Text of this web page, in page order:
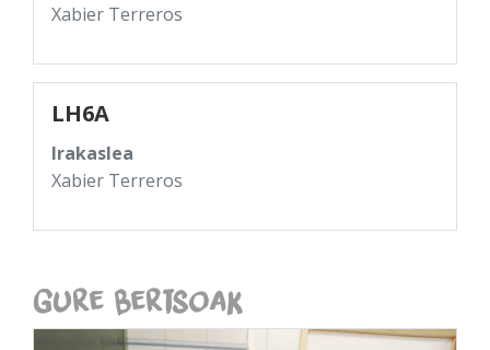
Xabier Terreros
LH6A
Irakaslea
Xabier Terreros
Gure Bertsoak